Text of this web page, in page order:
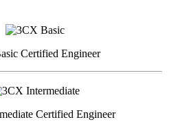
Certified Engineer
Certified Engineer